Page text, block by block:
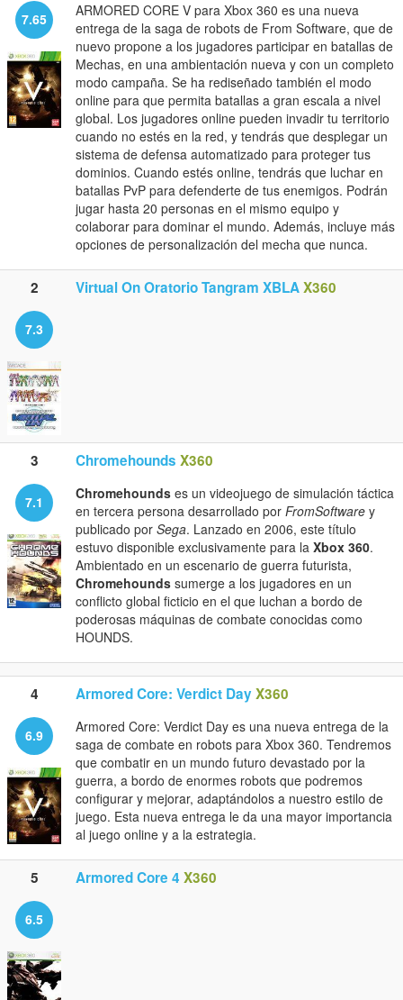
7.65
ARMORED CORE V para Xbox 360 es una nueva
entrega de la saga de robots de From Software, que de
nuevo propone a los jugadores participar en batallas de
Mechas, en una ambientación nueva y con un completo
modo campaña. Se ha rediseñado también el modo
online para que permita batallas a gran escala a nivel
global. Los jugadores online pueden invadir tu territorio
cuando no estés en la red, y tendrás que desplegar un
sistema de defensa automatizado para proteger tus
dominios. Cuando estés online, tendrás que luchar en
batallas PvP para defenderte de tus enemigos. Podrán
jugar hasta 20 personas en el mismo equipo y
colaborar para dominar el mundo. Además, incluye más
opciones de personalización del mecha que nunca.
2 Virtual On Oratorio Tangram XBLAX360
7.3
3 Chromehounds X360
7.1 Chromehounds es un videojuego de simulación táctica
en tercera persona desarrollado por FromSoftware y
publicado por Sega. Lanzado en 2006, este título
estuvo disponible exclusivamente para la Xbox 360.
Ambientado en un escenario de guerra futurista,
Chromehounds sumerge a los jugadores en un
conflicto global ficticio en el que luchan a bordo de
poderosas máquinas de combate conocidas como
HOUNDS.
4 Armored Core: Verdict DayX360
6.9
Armored Core: Verdict Day es una nueva entrega de la
saga de combate en robots para Xbox 360. Tendremos
que combatir en un mundo futuro devastado por la
guerra, a bordo de enormes robots que podremos
configurar y mejorar, adaptándolos a nuestro estilo de
juego. Esta nueva entrega le da una mayor importancia
al juego online y a la estrategia.
5 Armored Core 4 X360
6.5